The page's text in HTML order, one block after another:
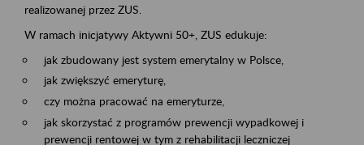
realizowanej przez ZUS.
W ramach inicjatywy Aktywni 50+, ZUS edukuje:
jak zbudowany jest system emerytalny w Polsce,
jak zwiększyć emeryturę,
czy można pracować na emeryturze,
jak skorzystać z programów prewencji wypadkowej i
prewencji rentowej w tym z rehabilitacji leczniczej